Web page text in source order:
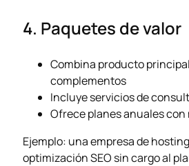
4. Paquetes de valor
Combina producto
complementos
Incluye servicios de
Ofrece planes anuales
Ejemplo: una empresa de
optimización SEO sin cargo al